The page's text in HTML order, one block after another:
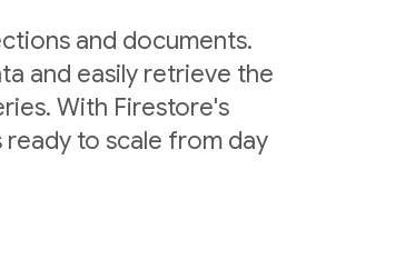
and documents.
and easily retrieve the
With Firestore's
to scale from day